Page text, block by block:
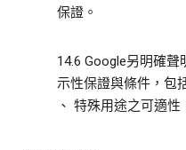
保證。
14.6 Google另明確
示性保證與條件，包
、 特殊用途之可適